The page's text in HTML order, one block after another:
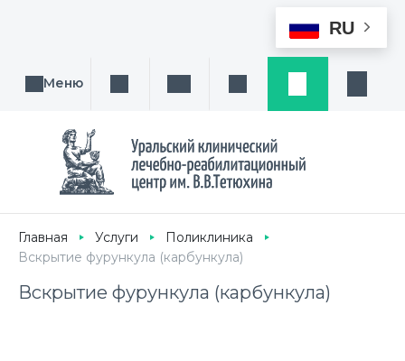
RU
Меню Поиск услуги, направления или врача
Написать намЗаказ звонка
Главная Услуги
Поликлиника
Вскрытие фурункула (карбункула)
Вскрытие фурункула (карбункула)